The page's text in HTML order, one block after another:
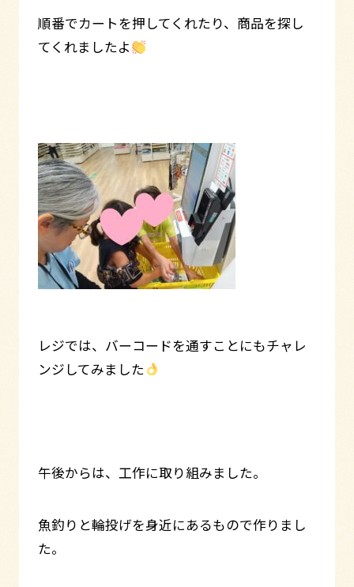
順番でカートを押してくれたり、商品を探し
てくれましたよ
レジでは、バーコードを通すことにもチャレ
ンジしてみました
午後からは、工作に取り組みました。
魚釣りと輪投げを身近にあるもので作りまし
た。